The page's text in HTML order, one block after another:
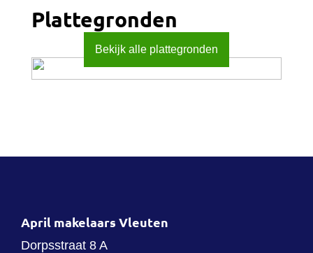
Plattegronden
Bekijk alle plattegronden
April makelaars Vleuten
Dorpsstraat 8 A